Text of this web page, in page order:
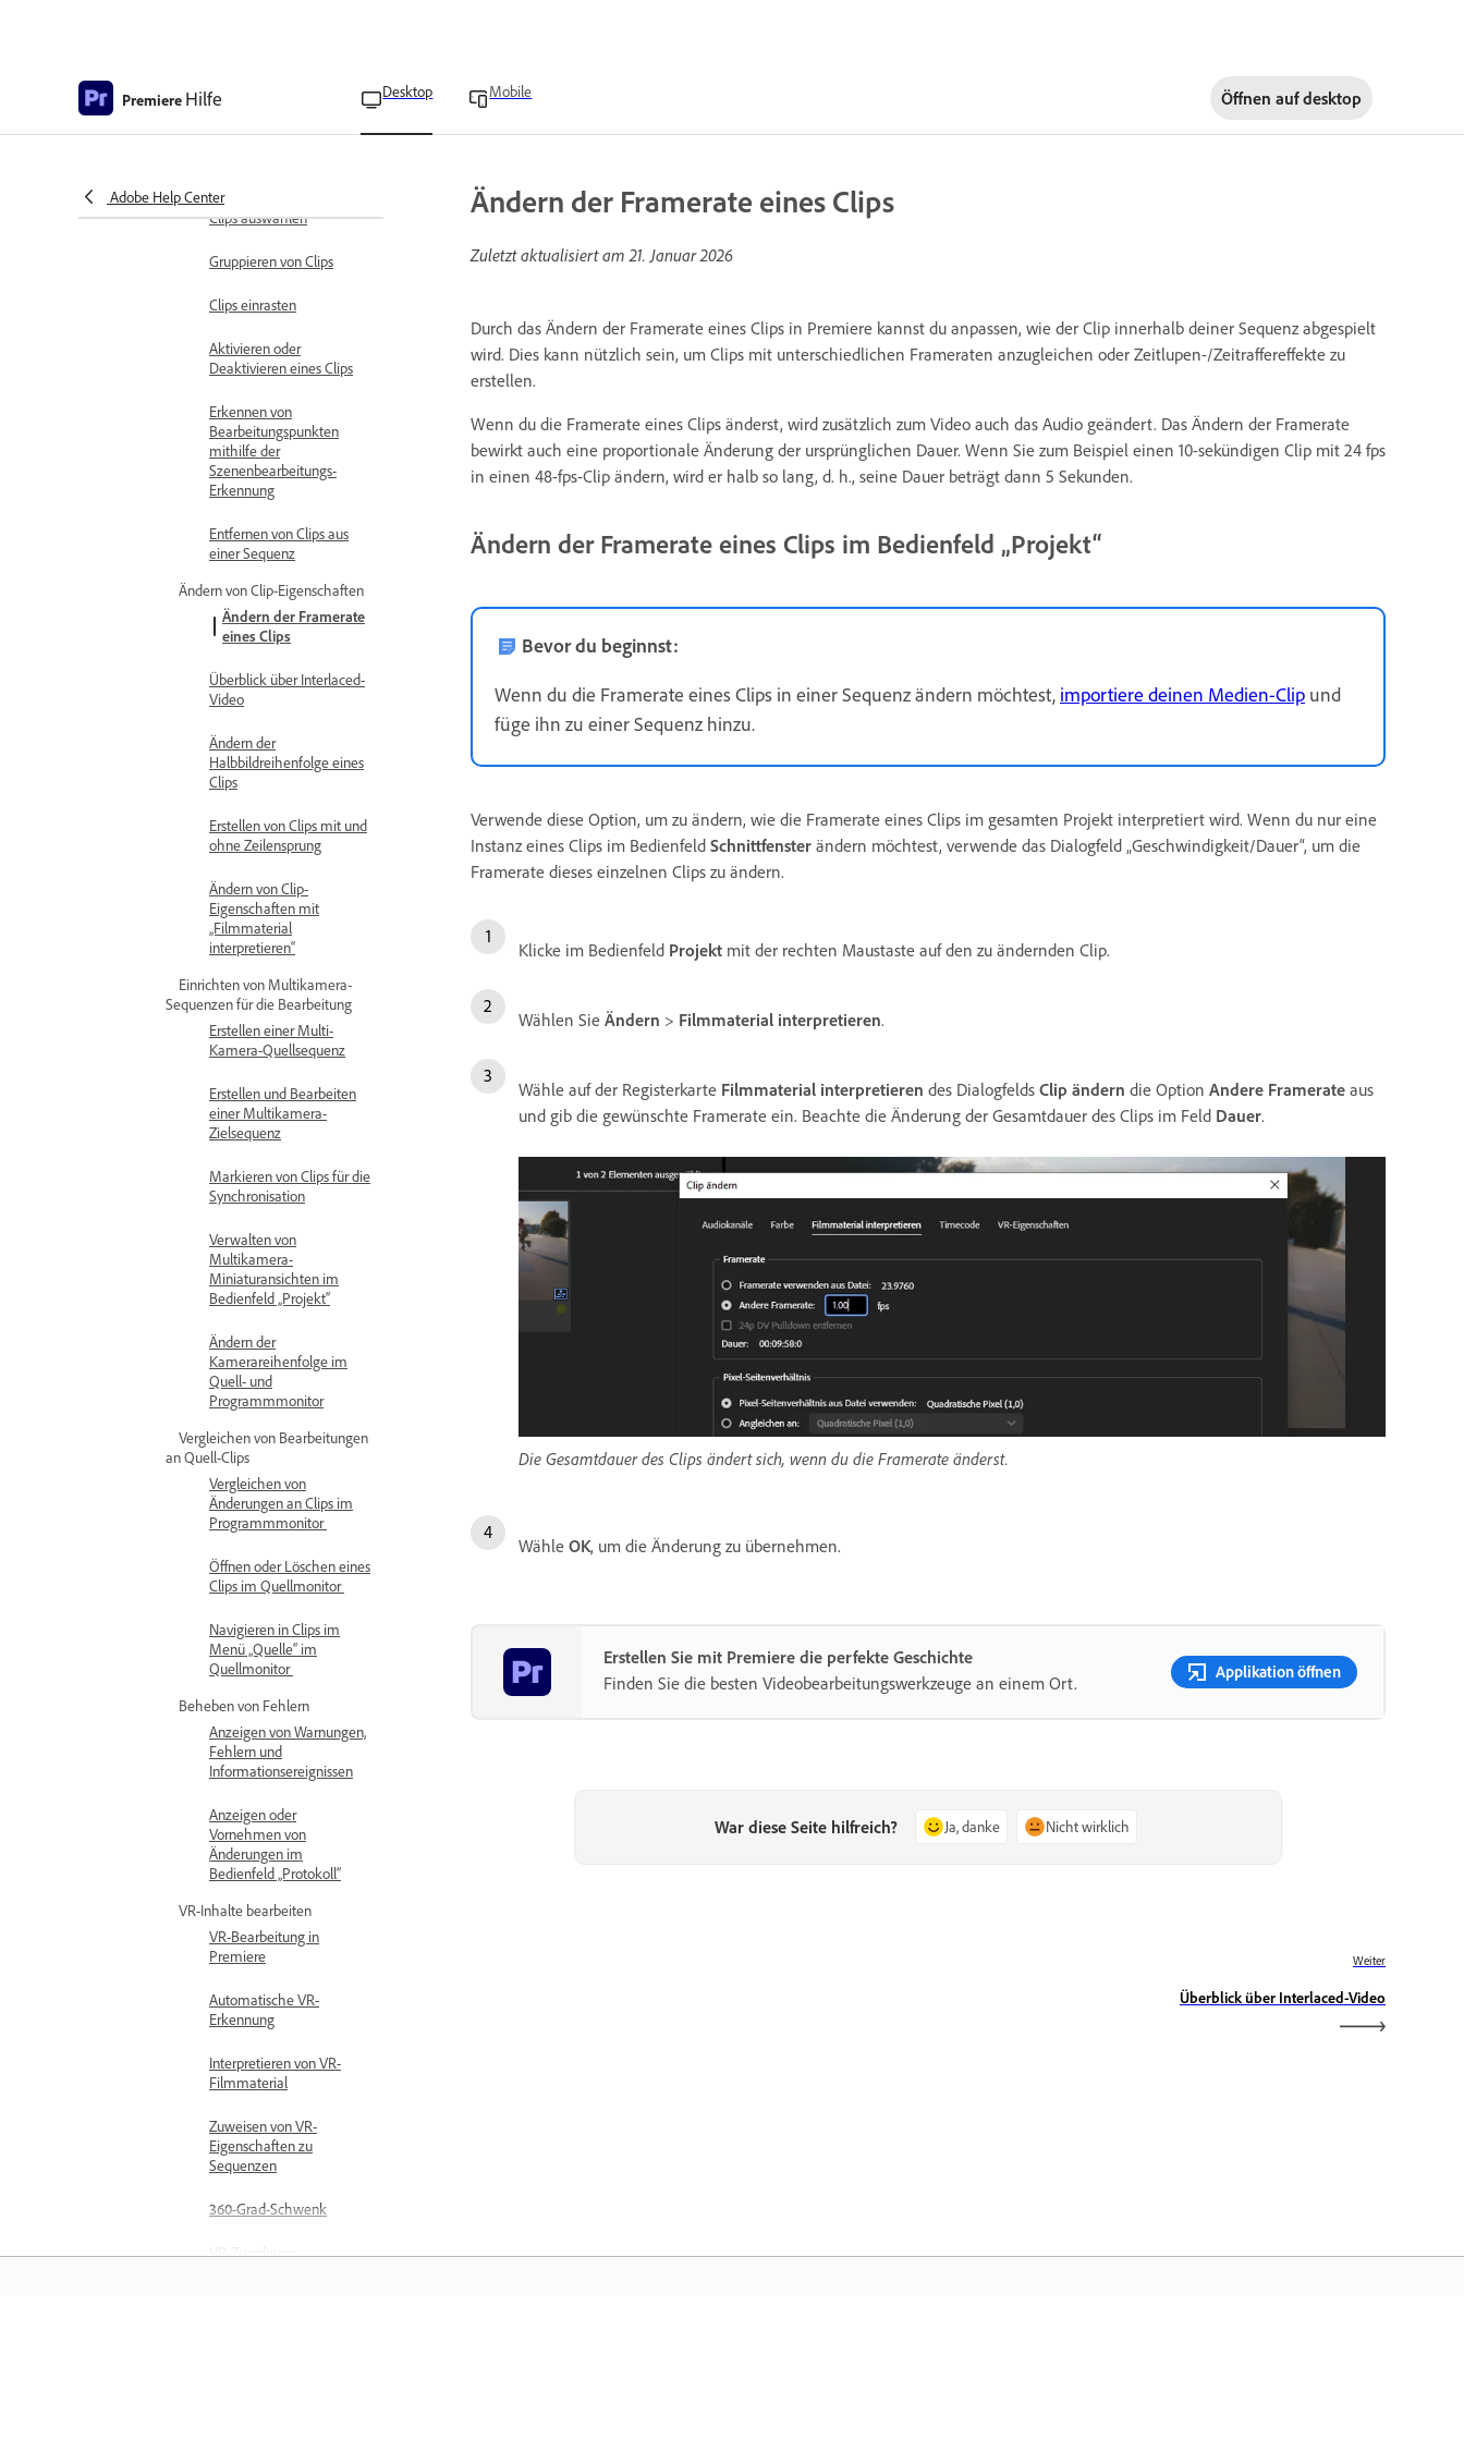
Premiere Hilfe Desktop Mobile Öffnen aufdesktop
Adobe Help Center
Sequenz vereinfachen
Clips auswählen
Gruppieren von Clips
Clips einrasten
Aktivieren oder
Deaktivieren eines Clips
Erkennen von
Bearbeitungspunkten
mithilfe der
Szenenbearbeitungs-
Erkennung
Entfernen von Clips aus
einer Sequenz
Ändern von Clip-Eigenschaften
Ändern der Framerate
eines Clips
Überblick über Interlaced-
Video
Ändern der
Halbbildreihenfolge eines
Clips
Erstellen von Clips mit und
ohne Zeilensprung
Ändern von Clip-
Eigenschaften mit
„Filmmaterial
interpretieren“
Einrichten von Multikamera-
Sequenzen für die Bearbeitung
Erstellen einer Multi-
Kamera-Quellsequenz
Erstellen und Bearbeiten
einer Multikamera-
Zielsequenz
Markieren von Clips für die
Synchronisation
Verwalten von
Multikamera-
Miniaturansichten im
Bedienfeld „Projekt“
Ändern der
Kamerareihenfolge im
Quell- und
Programmmonitor
Vergleichen von Bearbeitungen
an Quell-Clips
Vergleichen von
Änderungen an Clips im
Programmmonitor
Öffnen oder Löschen eines
Clips im Quellmonitor
Navigieren in Clips im
Menü „Quelle“ im
Quellmonitor
Beheben von Fehlern
Anzeigen von Warnungen,
Fehlern und
Informationsereignissen
Anzeigen oder
Vornehmen von
Änderungen im
Bedienfeld „Protokoll“
VR-Inhalte bearbeiten
VR-Bearbeitung in
Premiere
Automatische VR-
Erkennung
Interpretieren von VR-
Filmmaterial
Zuweisen von VR-
Eigenschaften zu
Sequenzen
360-Grad-Schwenk
VR-Zuordnung
Ändern der Framerate eines Clips
Zuletzt aktualisiert am21. Januar 2026
Durch das Ändern der Framerate eines Clips in Premiere kannst du anpassen, wie der Clip innerhalb deiner Sequenz abgespielt
wird. Dies kann nützlich sein, um Clips mit unterschiedlichen Frameraten anzugleichen oder Zeitlupen-/Zeitraffereffekte zu
erstellen.
Wenn du die Framerate eines Clips änderst, wird zusätzlich zum Video auch das Audio geändert. Das Ändern der Framerate
bewirkt auch eine proportionale Änderung der ursprünglichen Dauer. Wenn Sie zum Beispiel einen 10-sekündigen Clip mit 24 fps
in einen 48-fps-Clip ändern, wird er halb so lang, d. h., seine Dauer beträgt dann 5 Sekunden.
Ändern der Framerate eines Clips im Bedienfeld „Projekt“
Bevor du beginnst:
Wenn du die Framerate eines Clips in einer Sequenz ändern möchtest, importiere deinen Medien-Clip und
füge ihn zu einer Sequenz hinzu.
Verwende diese Option, um zu ändern, wie die Framerate eines Clips im gesamten Projekt interpretiert wird. Wenn du nur eine
Instanz eines Clips im Bedienfeld Schnittfenster ändern möchtest, verwende das Dialogfeld „Geschwindigkeit/Dauer“, um die
Framerate dieses einzelnen Clips zu ändern.
Klicke im Bedienfeld Projekt mit der rechten Maustaste auf den zu ändernden Clip.
Wählen Sie Ändern > Filmmaterial interpretieren.
Wähle auf der Registerkarte Filmmaterial interpretieren des Dialogfelds Clip ändern die Option Andere Framerate aus
und gib die gewünschte Framerate ein. Beachte die Änderung der Gesamtdauer des Clips im Feld Dauer.
Die Gesamtdauer des Clips ändert sich, wenn du die Framerate änderst.
Wähle OK, um die Änderung zu übernehmen.
Erstellen Sie mit Premiere die perfekte Geschichte
Finden Sie die besten Videobearbeitungswerkzeuge an einem Ort.
Applikation öffnen
War diese Seite hilfreich? Ja, danke Nicht wirklich
Weiter
Überblick über Interlaced-Video